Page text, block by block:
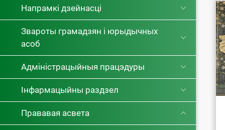
Напрамкі дзейнасці
Звароты грамадзян і юрыдычных
асоб
Адміністрацыйныя працэдуры
Інфармацыйны раздзел
Прававая асвета